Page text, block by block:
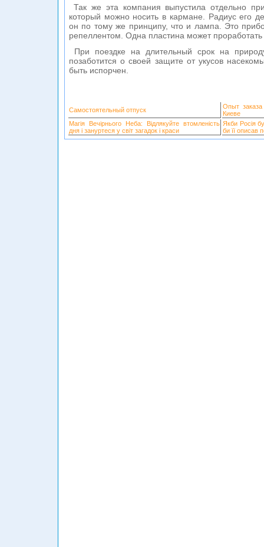
Так же эта компания выпустила отдельно
который можно носить в кармане. Радиус его
он по тому же принципу, что и лампа. Это
репеллентом. Одна пластина может
При поездке на длительный срок на
позаботится о своей защите от укусов
быть испорчен.
Самостоятельный отпуск
Опыт
Киеве
Магія Вечірнього Неба: Відлякуйте втомленість
дня і зануртеся у світ загадок і краси
Якби Росія
би її описав